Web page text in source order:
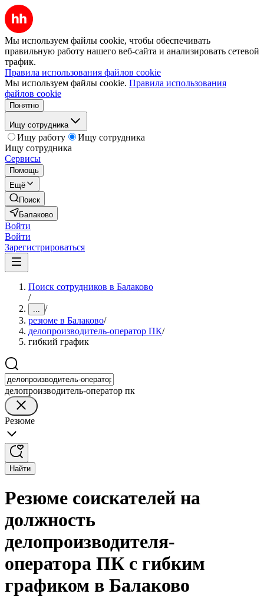
Мы используем файлы cookie, чтобы обеспечивать
правильную работу нашего веб-сайта и анализировать сетевой
трафик.
Правила использования файлов cookie
Мы используем файлы cookie. Правила использования
файлов cookie
Понятно
Ищу сотрудника
Ищу работу
Ищу сотрудника
Ищу сотрудника
Сервисы
Помощь
Ещё
Поиск
Балаково
Войти
Войти
Зарегистрироваться
Поиск сотрудников в Балаково
/
... /
резюме в Балаково/
делопроизводитель-оператор ПК/
гибкий график
делопроизводитель-оператор пк
Резюме
Найти
Резюме соискателей на
должность
делопроизводителя-
оператора ПК с гибким
графиком в Балаково